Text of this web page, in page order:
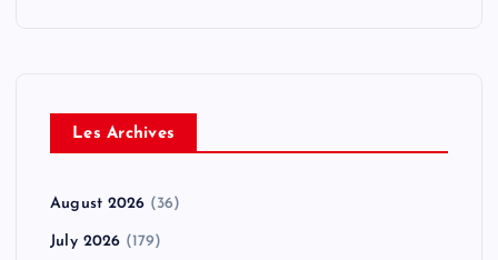
Les Archives
August 2026 (36)
July 2026 (179)